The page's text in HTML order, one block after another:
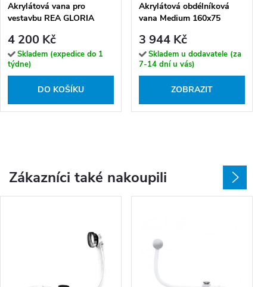
Akrylátová vana pro
vestavbu REA GLORIA
4 200 Kč
Skladem (expedice do 1
týdne)
DO KOŠÍKU
Akrylátová obdélníková
vana Medium 160x75
3 944 Kč
Skladem u dodavatele (za
7-14 dní u vás)
ZOBRAZIT
Zákazníci také nakoupili